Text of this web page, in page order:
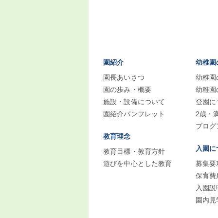
園紹介
園長あいさつ
園の歩み・概要
施設・設備について
園紹介パンフレット
教育理念
教育目標・教育方針
遊びを中心とした教育
幼稚園
幼稚園
幼稚園
登園に
2歳・
ブロ
入園
募集要
保育費
入園
園内見